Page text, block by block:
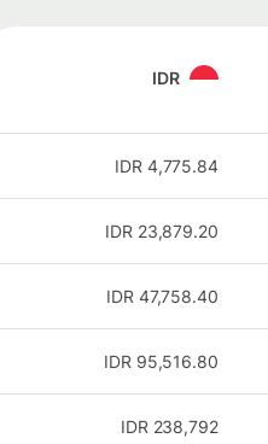
IDR
4,775.84
IDR
23,879.20
IDR
47,758.40
IDR
95,516.80
IDR
238,792
IDR